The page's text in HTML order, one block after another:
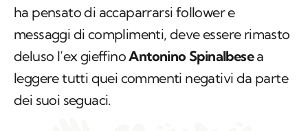
ha pensato di accaparrarsi follower e
messaggi di complimenti, deve essere rimasto
deluso l’ex gieffinoAntonino Spinalbesea
leggere tutti quei commenti negativi da parte
dei suoi seguaci.